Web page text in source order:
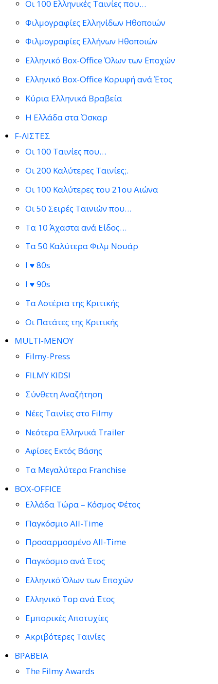
Οι 100 Ελληνικές Ταινίες που…
Φιλμογραφίες Ελληνίδων Ηθοποιών
Φιλμογραφίες Ελλήνων Ηθοποιών
Ελληνικό Box-Office Όλων των Εποχών
Ελληνικό Box-Office Κορυφή ανά Έτος
Κύρια Ελληνικά Βραβεία
Η Ελλάδα στα Όσκαρ
F-ΛΙΣΤΕΣ
Οι 100 Ταινίες που…
Οι 200 Καλύτερες Ταινίες;.
Οι 100 Καλύτερες του 21ου Αιώνα
Οι 50 Σειρές Ταινιών που…
Τα 10 Άχαστα ανά Είδος…
Τα 50 Καλύτερα Φιλμ Νουάρ
I ♥ 80s
I ♥ 90s
Τα Αστέρια της Κριτικής
Οι Πατάτες της Κριτικής
MULTI-ΜΕΝΟΥ
Filmy-Press
FILMY KIDS!
Σύνθετη Αναζήτηση
Νέες Ταινίες στο Filmy
Νεότερα Ελληνικά Trailer
Αφίσες Εκτός Βάσης
Τα Μεγαλύτερα Franchise
BOX-OFFICE
Ελλάδα Τώρα – Κόσμος Φέτος
Παγκόσμιο All-Time
Προσαρμοσμένο All-Time
Παγκόσμιο ανά Έτος
Ελληνικό Όλων των Εποχών
Ελληνικό Top ανά Έτος
Εμπορικές Αποτυχίες
Ακριβότερες Ταινίες
ΒΡΑΒΕΙΑ
The Filmy Awards